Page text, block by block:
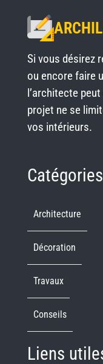
Si vous désirez
ou encore faire
l’architecte
projet ne se
vos intérieurs.
Catégories
Architecture
Décoration
Travaux
Conseils
Liens